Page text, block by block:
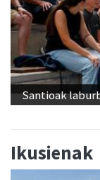
Santioak
Ikusienak